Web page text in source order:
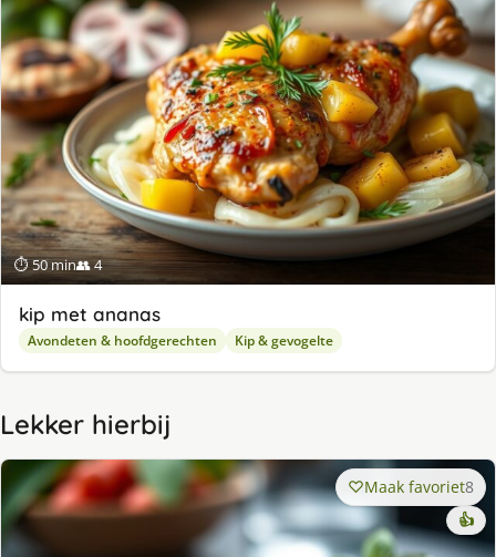
⏱ 50 min👥 4
kip met ananas
Avondeten & hoofdgerechten Kip & gevogelte
Lekker hierbij
Maak favoriet8
👍